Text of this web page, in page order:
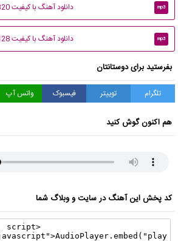
mp3 دانلود آهنگ با کیفیت 320
mp3 دانلود آهنگ با کیفیت 128
بفرستید برای دوستانتان
تلگرام توییتر فیسبوک واتس آپ
هم اکنون گوش کنید
کد پخش این آهنگ در سایت و وبلاگ شما